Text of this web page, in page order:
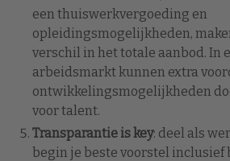
een thuiswerkvergoeding en
opleidingsmogelijkheden,
verschil in het totale aanbod. In
arbeidsmarkt kunnen extra
ontwikkelingsmogelijkheden
voor talent.
Transparantie is key: deel als
begin je beste voorstel inclusief